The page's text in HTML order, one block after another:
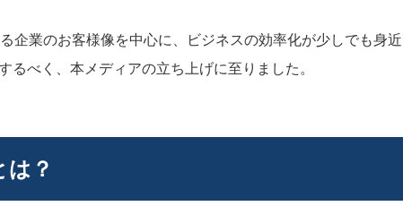
企業のお客様像を中心に、ビジネスの効率化が少しでも身近
べく、本メディアの立ち上げに至りました。
は？